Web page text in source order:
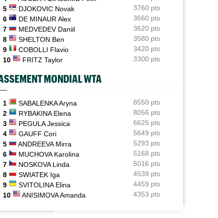
- MONTRÉAL
Atmane saisit sa chance, Jack Draper
larmes
ATP - CINCINNATI
Carlos Alcaraz forfait, l'inquiétude
avant l'US Open
Après son titre, Pierre Delage enchaîne bien en
Allemagne
05/08
US Open
Elsa Jacquemot n’aura finalement pas à passer par les
qualifications
Combien gagnent les joueurs au Masters 1000 de
Montréal ?
05/08
ATP - Blessure
Holger Rune espéré à Cincinnati, mais sa mère sème le
doute...
5
DJOKOVIC Novak
3760 pts
6
DE MINAUR Alex
3660 pts
7
MEDVEDEV Daniil
3620 pts
8
SHELTON Ben
3580 pts
9
COBOLLI Flavio
3420 pts
10
FRITZ Taylor 3300 pts
MONDIAL WTA
1 SABALENKA Aryna
8550 pts
2
RYBAKINA Elena
8056 pts
3
PEGULA Jessica
6625 pts
4
GAUFF Cori
5649 pts
5
ANDREEVA Mirra
5293 pts
6
MUCHOVA Karolina
5168 pts
7
NOSKOVA Linda
5016 pts
8
SWIATEK Iga
4539 pts
9
SVITOLINA Elina
4459 pts
10
ANISIMOVA Amanda 4353 pts